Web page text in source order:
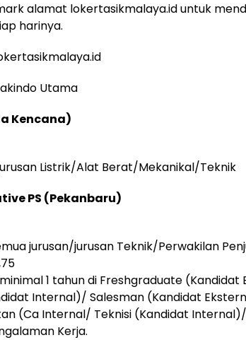
alamat lokertasikmalaya.id untuk
harinya.
Utama
Kencana)
Listrik/Alat Berat/Mekanikal/Teknik
PS (Pekanbaru)
jurusan/jurusan Teknik/Perwakilan
1 tahun di Freshgraduate
Internal)/ Salesman (Kandidat
(Ca Internal/ Teknisi (Kandidat
Kerja.